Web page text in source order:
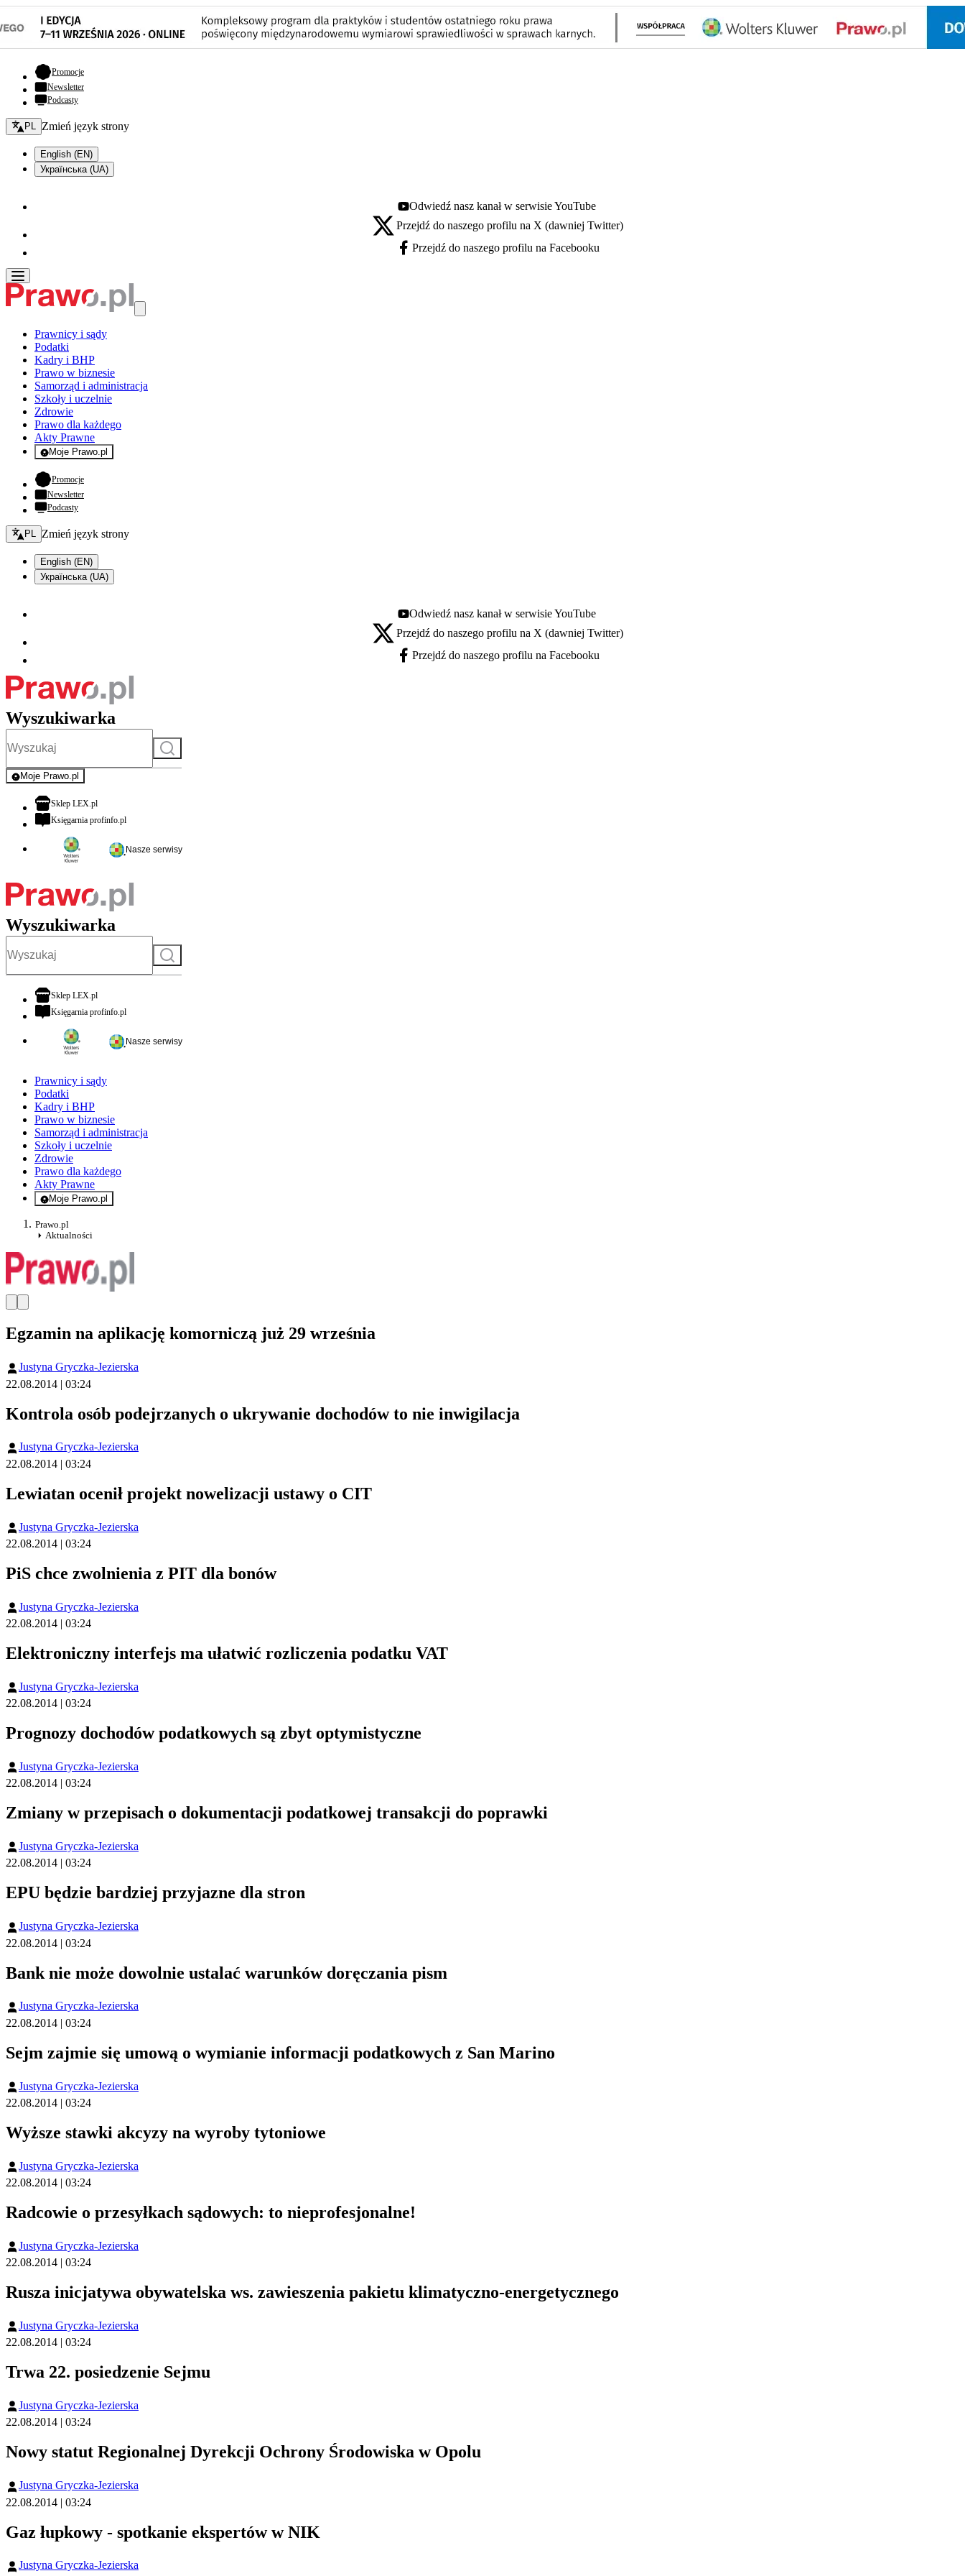
Promocje- otwiera się w nowej karcie
Newsletter
Podcasty
Zmień język - bieżący:
PL Zmień język strony
English (EN)
Українська (UA)
Youtube - otwiera się w nowej karcie
Odwiedź nasz kanał w serwisie YouTube
X - otwiera się w nowej karcie
Przejdź do naszego profilu na X (dawniej Twitter)
Facebook - otwiera się w nowej karcie
Przejdź do naszego profilu na Facebooku
Prawnicy i sądy
Podatki
Kadry i BHP
Prawo w biznesie
Samorząd i administracja
Szkoły i uczelnie
Zdrowie
Prawo dla każdego
Akty Prawne
Moje Prawo.pl
- rejestracja i logowanie do serwisu
Promocje- otwiera się w nowej karcie
Newsletter
Podcasty
Zmień język - bieżący:
PL Zmień język strony
English (EN)
Українська (UA)
Youtube - otwiera się w nowej karcie
Odwiedź nasz kanał w serwisie YouTube
X - otwiera się w nowej karcie
Przejdź do naszego profilu na X (dawniej Twitter)
Facebook - otwiera się w nowej karcie
Przejdź do naszego profilu na Facebooku
Wyszukiwarka
Szukaj
Moje Prawo.pl
- rejestracja i logowanie do serwisu
Sklep LEX.plotwiera się w nowej karcie
Księgarnia profinfo.plotwiera się w nowej karcie
Nasze serwisy
Wyszukiwarka
Szukaj
Sklep LEX.plotwiera się w nowej karcie
Księgarnia profinfo.plotwiera się w nowej karcie
Nasze serwisy
Prawnicy i sądy
Podatki
Kadry i BHP
Prawo w biznesie
Samorząd i administracja
Szkoły i uczelnie
Zdrowie
Prawo dla każdego
Akty Prawne
Moje Prawo.pl
- rejestracja i logowanie do serwisu
Prawo.pl
Aktualności
Egzamin na aplikację komorniczą już 29 września
Justyna Gryczka-Jezierska
22.08.2014 | 03:24
Kontrola osób podejrzanych o ukrywanie dochodów to nie inwigilacja
Justyna Gryczka-Jezierska
22.08.2014 | 03:24
Lewiatan ocenił projekt nowelizacji ustawy o CIT
Justyna Gryczka-Jezierska
22.08.2014 | 03:24
PiS chce zwolnienia z PIT dla bonów
Justyna Gryczka-Jezierska
22.08.2014 | 03:24
Elektroniczny interfejs ma ułatwić rozliczenia podatku VAT
Justyna Gryczka-Jezierska
22.08.2014 | 03:24
Prognozy dochodów podatkowych są zbyt optymistyczne
Justyna Gryczka-Jezierska
22.08.2014 | 03:24
Zmiany w przepisach o dokumentacji podatkowej transakcji do poprawki
Justyna Gryczka-Jezierska
22.08.2014 | 03:24
EPU będzie bardziej przyjazne dla stron
Justyna Gryczka-Jezierska
22.08.2014 | 03:24
Bank nie może dowolnie ustalać warunków doręczania pism
Justyna Gryczka-Jezierska
22.08.2014 | 03:24
Sejm zajmie się umową o wymianie informacji podatkowych z San Marino
Justyna Gryczka-Jezierska
22.08.2014 | 03:24
Wyższe stawki akcyzy na wyroby tytoniowe
Justyna Gryczka-Jezierska
22.08.2014 | 03:24
Radcowie o przesyłkach sądowych: to nieprofesjonalne!
Justyna Gryczka-Jezierska
22.08.2014 | 03:24
Rusza inicjatywa obywatelska ws. zawieszenia pakietu klimatyczno-energetycznego
Justyna Gryczka-Jezierska
22.08.2014 | 03:24
Trwa 22. posiedzenie Sejmu
Justyna Gryczka-Jezierska
22.08.2014 | 03:24
Nowy statut Regionalnej Dyrekcji Ochrony Środowiska w Opolu
Justyna Gryczka-Jezierska
22.08.2014 | 03:24
Gaz łupkowy - spotkanie ekspertów w NIK
Justyna Gryczka-Jezierska